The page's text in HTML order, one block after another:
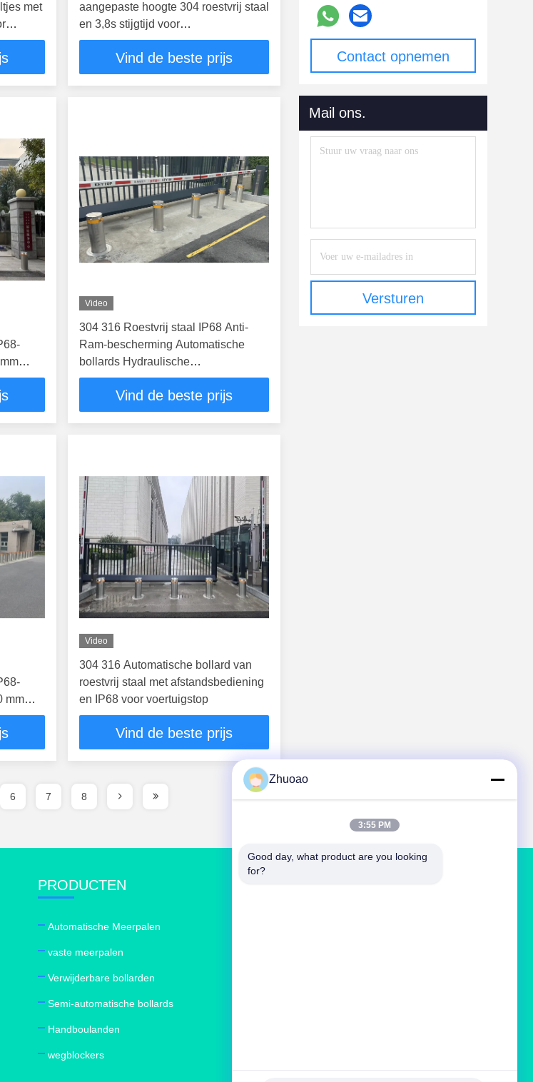
met
aangepaste hoogte 304 roestvrij staal
en 3,8s stijgtijd voor
toegangscontrole
Vind de beste prijs
Video
304 316 Roestvrij staal IP68 Anti-
Ram-bescherming Automatische
bollards Hydraulische
beveiligingsbollards
Vind de beste prijs
mm
Video
304 316 Automatische bollard van
roestvrij staal met afstandsbediening
en IP68 voor voertuigstop
Vind de beste prijs
Contact opnemen
Mail ons.
Versturen
6 7 8
PRODUCTEN
Automatische Meerpalen
vaste meerpalen
Verwijderbare bollarden
Semi-automatische bollards
Handboulanden
wegblockers
Zhuoao
3:55 PM
Good day, what product are you looking
for?